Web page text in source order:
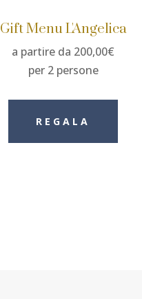
Gift Menu L'Angelica
a partire da 200,00€
per 2 persone
REGALA